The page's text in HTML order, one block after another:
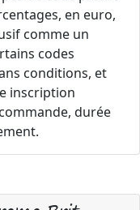
en euro,
comme un
codes
conditions, et
inscription
durée